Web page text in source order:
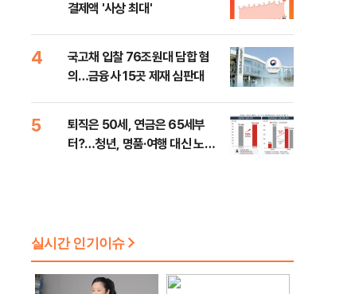
결제액 '사상 최대'
4
국고채 입찰 76조원대 담합 혐
의…금융사 15곳 제재 심판대
5
퇴직은 50세, 연금은 65세부
터?…청년, 명품·여행 대신 노후